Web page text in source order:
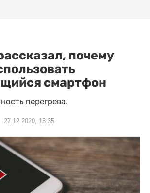
почему
смартфон
перегрева.
27.12.2020, 18:35